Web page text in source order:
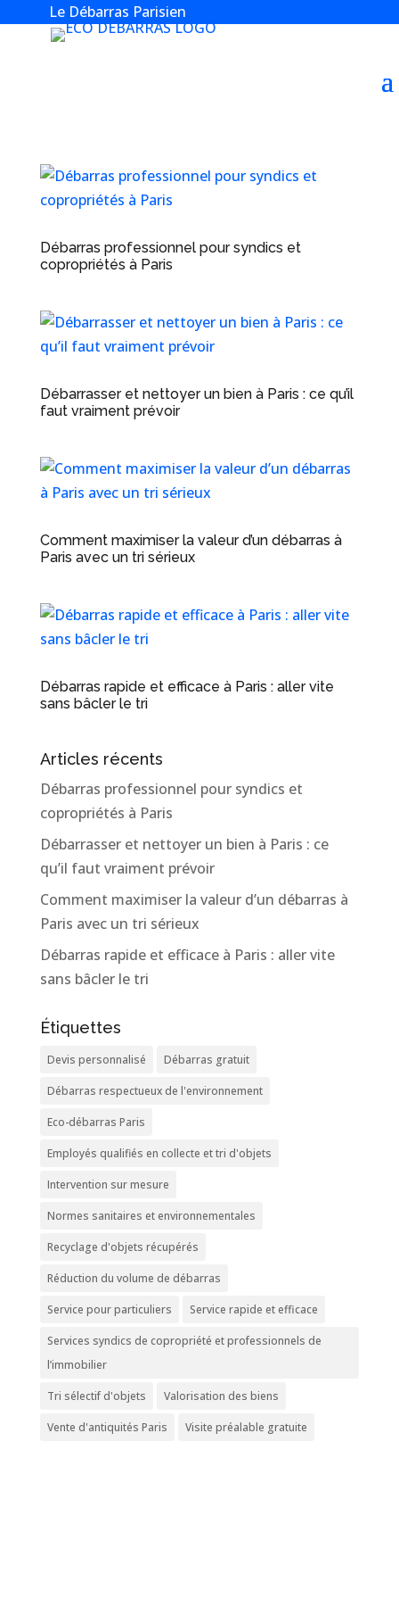
Le Débarras Parisien
Débarras professionnel pour syndics et
copropriétés à Paris
Débarrasser et nettoyer un bien à Paris : ce qu’il
faut vraiment prévoir
Comment maximiser la valeur d’un débarras à
Paris avec un tri sérieux
Débarras rapide et efficace à Paris : aller vite
sans bâcler le tri
Articles récents
Débarras professionnel pour syndics et
copropriétés à Paris
Débarrasser et nettoyer un bien à Paris : ce
qu’il faut vraiment prévoir
Comment maximiser la valeur d’un débarras à
Paris avec un tri sérieux
Débarras rapide et efficace à Paris : aller vite
sans bâcler le tri
Étiquettes
Devis personnalisé Débarras gratuit
Débarras respectueux de l'environnement
Eco-débarras Paris
Employés qualifiés en collecte et tri d'objets
Intervention sur mesure
Normes sanitaires et environnementales
Recyclage d'objets récupérés
Réduction du volume de débarras
Service pour particuliers Service rapide et efficace
Services syndics de copropriété et professionnels de
l’immobilier
Tri sélectif d'objets Valorisation des biens
Vente d'antiquités Paris Visite préalable gratuite